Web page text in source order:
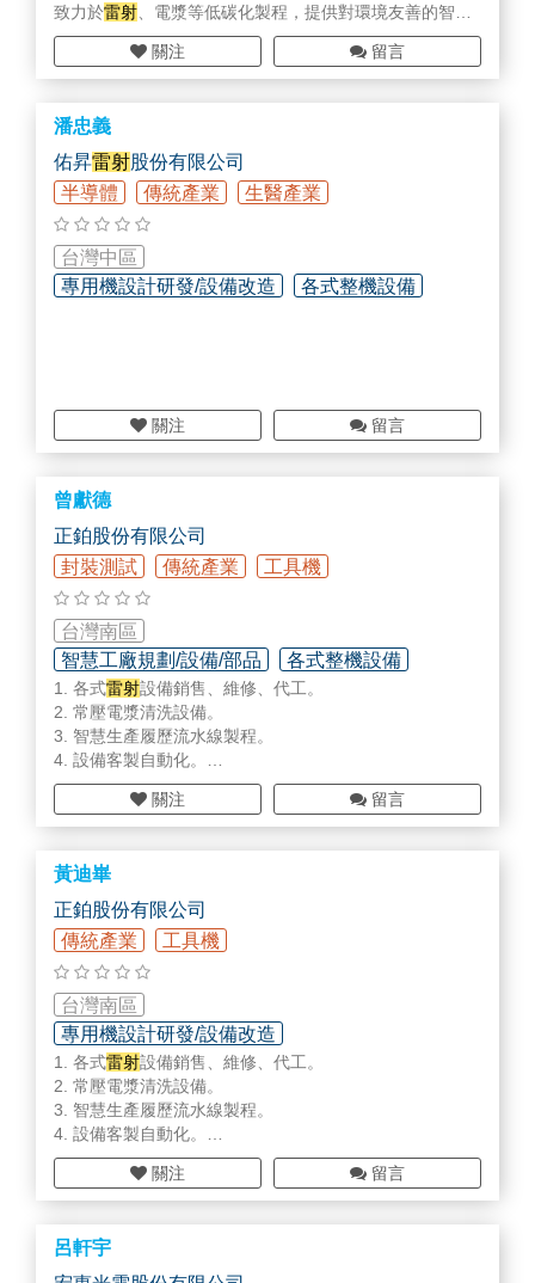
致力於雷射、電漿等低碳化製程，提供對環境友善的智慧
自動化解決方案。
如:台灣上市櫃鋼鐵大廠，導入正鉑
自動化方案後，不
僅降低碳排，更節省了近千萬的耗料。
關注 留言
潘忠義
佑昇雷射股份有限公司
半導體
傳統產業 生醫產業
台灣中區
專用機設計研發/設備改造
各式整機設備
關注 留言
曾獻德
正鉑股份有限公司
封裝測試
傳統產業 工具機
台灣南區
智慧工廠規劃/設備/部品
各式整機設備
1. 各式雷射設備銷售、維修、代工。
2. 常壓電漿清洗設備。
3. 智慧生產履歷流水線製程。
4. 設備客製自動化。
雷射 切割設備、雷射 打標設備、 焊接設備、
方案、常壓電漿設備、冷水機設備、周邊配備專區
關注 留言
黃迪崋
正鉑股份有限公司
傳統產業
工具機
台灣南區
專用機設計研發/設備改造
智慧工廠規劃/設備/部品
各式整機設備
1. 各式雷射設備銷售、維修、代工。
2. 常壓電漿清洗設備。
3. 智慧生產履歷流水線製程。
4. 設備客製自動化。
雷射 切割設備、雷射 打標設備、 焊接設備、
方案、常壓電漿設備、冷水機設備、周邊配備專區
關注 留言
呂軒宇